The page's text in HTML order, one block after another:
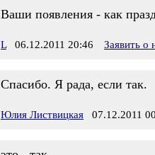
Ваши появления - как
L06.12.2011 20:46 Заявить о
Спасибо. Я рада, если так.
Юлия Листвицкая 07.12.2011